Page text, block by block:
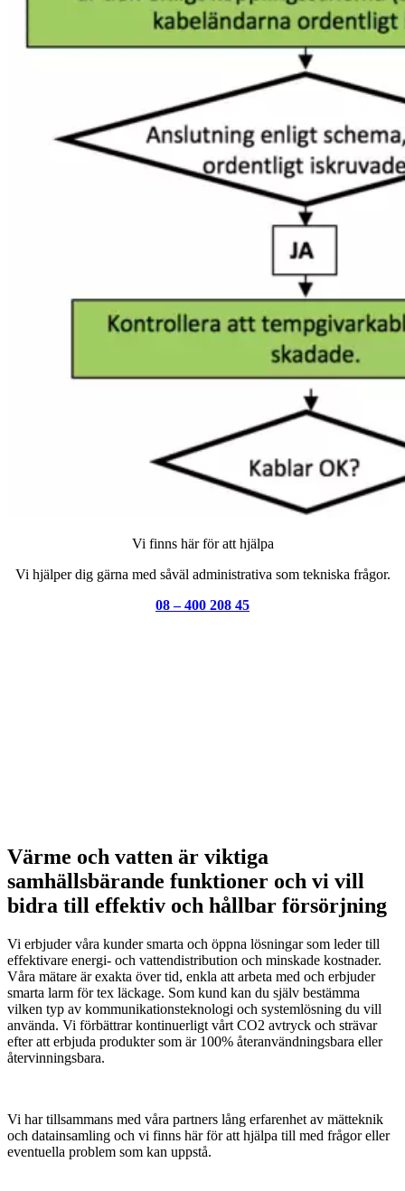
Vi finns här för att hjälpa
Vi hjälper dig gärna med såväl administrativa som tekniska frågor.
08 – 400 208 45
Värme och vatten är viktiga
samhällsbärande funktioner och vi vill
bidra till effektiv och hållbar försörjning
Vi erbjuder våra kunder smarta och öppna lösningar som leder till
effektivare energi- och vattendistribution och minskade kostnader.
Våra mätare är exakta över tid, enkla att arbeta med och erbjuder
smarta larm för tex läckage. Som kund kan du själv bestämma
vilken typ av kommunikationsteknologi och systemlösning du vill
använda. Vi förbättrar kontinuerligt vårt CO2 avtryck och strävar
efter att erbjuda produkter som är 100% återanvändningsbara eller
återvinningsbara.
Vi har tillsammans med våra partners lång erfarenhet av mätteknik
och datainsamling och vi finns här för att hjälpa till med frågor eller
eventuella problem som kan uppstå.